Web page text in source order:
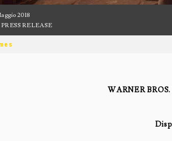
2018
PRESS RELEASE
WARNER